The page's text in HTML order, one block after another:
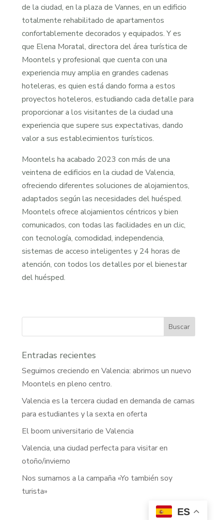
de la ciudad, en la plaza de Vannes, en un edificio
totalmente rehabilitado de apartamentos
confortablemente decorados y equipados. Y es
que Elena Moratal, directora del área turística de
Moontels y profesional que cuenta con una
experiencia muy amplia en grandes cadenas
hoteleras, es quien está dando forma a estos
proyectos hoteleros, estudiando cada detalle para
proporcionar a los visitantes de la ciudad una
experiencia que supere sus expectativas, dando
valor a sus establecimientos turísticos.
Moontels ha acabado 2023 con más de una
veintena de edificios en la ciudad de Valencia,
ofreciendo diferentes soluciones de alojamientos,
adaptados según las necesidades del huésped.
Moontels ofrece alojamientos céntricos y bien
comunicados, con todas las facilidades en un clic,
con tecnología, comodidad, independencia,
sistemas de acceso inteligentes y 24 horas de
atención, con todos los detalles por el bienestar
del huésped.
Buscar
Entradas recientes
Seguimos creciendo en Valencia: abrimos un nuevo
Moontels en pleno centro.
Valencia es la tercera ciudad en demanda de camas
para estudiantes y la sexta en oferta
El boom universitario de Valencia
Valencia, una ciudad perfecta para visitar en
otoño/invierno
Nos sumamos a la campaña «Yo también soy
turista»
ES